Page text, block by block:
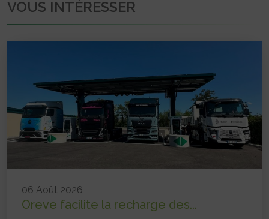
VOUS INTÉRESSER
06 Août 2026
Oreve facilite la recharge des...